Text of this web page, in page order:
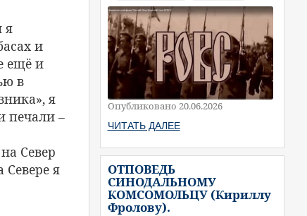
я
и
ещё и
в
я
печали –
Север
Севере я
Опубликовано 20.06.2026
ЧИТАТЬ ДАЛЕЕ
ОТПОВЕДЬ
СИНОДАЛЬНОМУ
КОМСОМОЛЬЦУ (Кириллу
Фролову).